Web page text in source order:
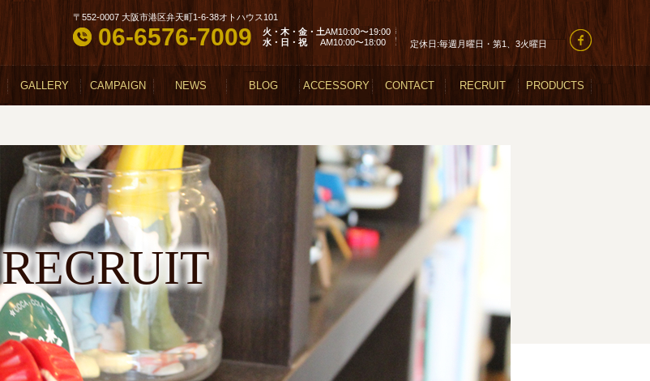
〒552-0007 大阪市港区弁天町1-6-38オトハウス101
06-6576-7009 火・木・金・土AM10:00〜19:00
水・日・祝
AM10:00〜18:00 定休日:毎週月曜日・第1、3火曜日
GALLERY CAMPAIGN NEWS BLOG ACCESSORY CONTACT RECRUIT PRODUCTS
RECRUIT